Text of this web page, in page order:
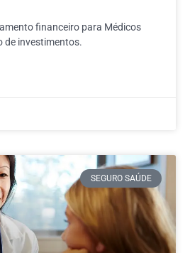
financeiro para Médicos
de investimentos.
SEGURO SAÚDE